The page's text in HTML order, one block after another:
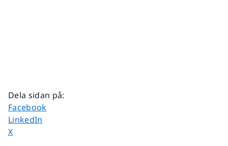
Dela sidan på:
Dela sidan på
Facebook
Dela sidan på
LinkedIn
Dela sidan på
X